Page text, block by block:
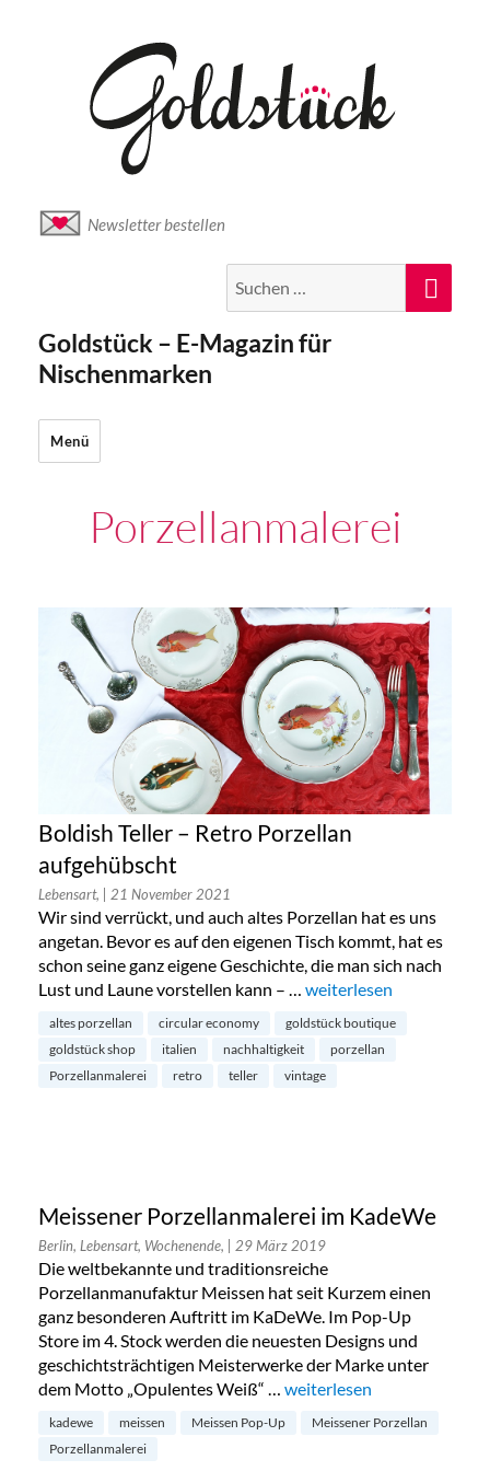
Newsletter bestellen
nach:
Goldstück – E-Magazin für
Nischenmarken
Menü
Porzellanmalerei
Boldish Teller – Retro Porzellan
aufgehübscht
Lebensart, | 21 November 2021
Wir sind verrückt, und auch altes Porzellan hat es uns
angetan. Bevor es auf den eigenen Tisch kommt, hat es
schon seine ganz eigene Geschichte, die man sich nach
Lust und Laune vorstellen kann – … „Boldish Teller – Retro
weiterlesen
altes porzellan circular economy
goldstück boutique
goldstück shop
italien nachhaltigkeit
porzellan
Porzellanmalerei
retro teller vintage
Meissener Porzellanmalerei im KadeWe
Berlin, Lebensart, Wochenende, | 29 März 2019
Die weltbekannte und traditionsreiche
Porzellanmanufaktur Meissen hat seit Kurzem einen
ganz besonderen Auftritt im KaDeWe. Im Pop-Up
Store im 4. Stock werden die neuesten Designs und
geschichtsträchtigen Meisterwerke der Marke unter
dem Motto „Opulentes Weiß“ … „Meissener
weiterlesen
kadewe meissen Meissen Pop-Up
Meissener Porzellan
Porzellanmalerei